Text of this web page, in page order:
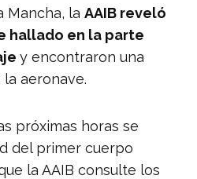
Mancha, laAAIB reveló
hallado en la parte
y encontraron una
aeronave.
próximas horas se
del primer cuerpo
la AAIB consulte los